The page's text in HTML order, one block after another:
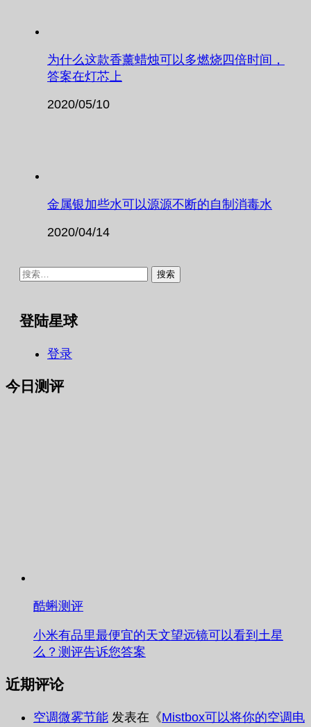
为什么这款香薰蜡烛可以多燃烧四倍时间，
答案在灯芯上
2020/05/10
金属银加些水可以源源不断的自制消毒水
2020/04/14
搜
登陆星球
登录
今日测评
酷蝌测评
小米有品里最便宜的天文望远镜可以看到土星
么？测评告诉您答案
近期评论
空调微雾节能 发表在《Mistbox可以将你的空调电